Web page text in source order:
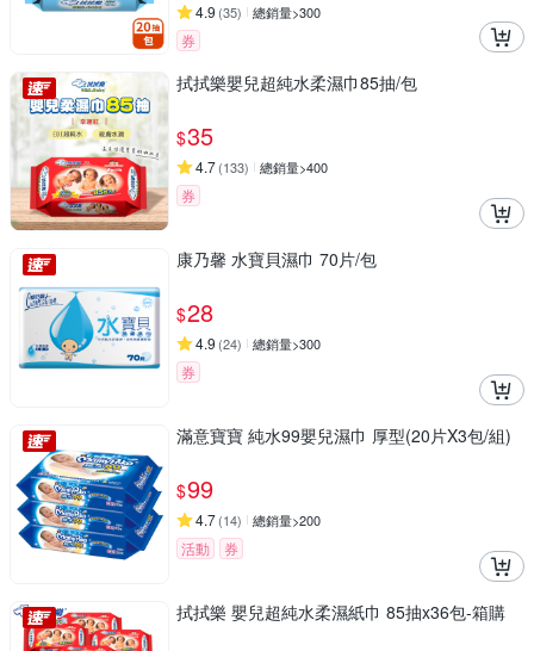
4.9 (35) 總銷量>300
券
拭拭樂嬰兒超純水柔濕巾85抽/包
$35
4.7(133) 總銷量>400
券
康乃馨 水寶貝濕巾 70片/包
$28
4.9 (24) 總銷量>300
券
滿意寶寶 純水99嬰兒濕巾 厚型(20片X3包/組)
$99
4.7(14) 總銷量>200
活動 券
拭拭樂 嬰兒超純水柔濕紙巾 85抽x36包-箱購